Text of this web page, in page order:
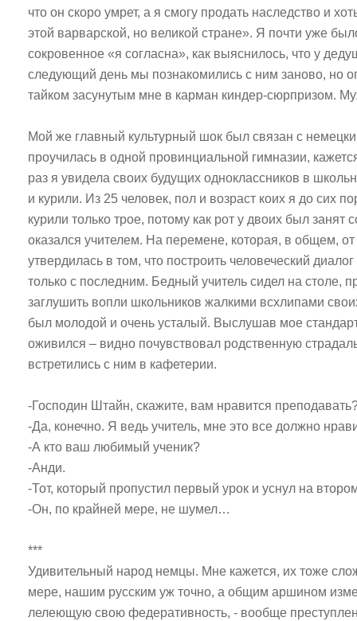
что он скоро умрет, а я смогу продать наследство и
этой варварской, но великой стране». Я почти уже
сокровенное «я согласна», как выяснилось, что у
следующий день мы познакомились с ним заново, но
тайком засунутым мне в карман киндер-сюрпризом.
Мой же главный культурный шок был связан с
проучилась в одной провинциальной гимназии,
раз я увидела своих будущих одноклассников в
и курили. Из 25 человек, пол и возраст коих я до сих
курили только трое, потому как рот у двоих был занят
оказался учителем. На перемене, которая, в общем,
утвердилась в том, что построить человеческий
только с последним. Бедный учитель сидел на столе,
заглушить вопли школьников жалкими всхлипами
был молодой и очень усталый. Выслушав мое
оживился – видно почувствовал родственную
встретились с ним в кафетерии.
-Господин Штайн, скажите, вам нравится
-Да, конечно. Я ведь учитель, мне это все должно
-А кто ваш любимый ученик?
-Анди.
-Тот, который пропустил первый урок и уснул на
-Он, по крайней мере, не шумел…
***
Удивительный народ немцы. Мне кажется, их тоже
мере, нашим русским уж точно, а общим аршином
лелеющую свою федеративность, - вообще